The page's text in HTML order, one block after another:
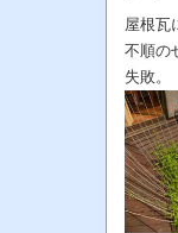
屋根瓦
不順の
失敗。